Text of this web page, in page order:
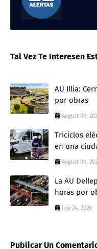
Tal Vez Te Interesen
AU Illia:
por obras
August 06,
Triciclos
en una
August 04,
La AU
horas por
July 24, 2026
Publicar Un